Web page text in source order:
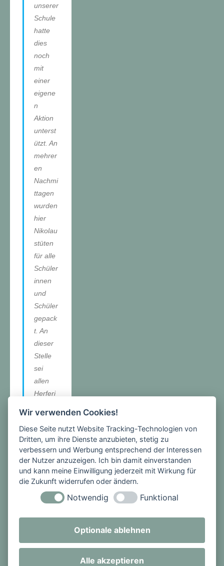
unserer
Schule
hatte
dies
noch
mit
einer
eigene
n
Aktion
unterst
ützt. An
mehrer
en
Nachmi
ttagen
wurden
hier
Nikolau
stüten
für alle
Schüler
innen
und
Schüler
gepack
t. An
dieser
Stelle
sei
allen
Herferi
des
Förder
vereine
s
besond
ers
gedank
Wir verwenden Cookies!
Diese Seite nutzt Website Tracking-Technologien von
Dritten, um ihre Dienste anzubieten, stetig zu
verbessern und Werbung entsprechend der Interessen
der Nutzer anzuzeigen. Ich bin damit einverstanden
und kann meine Einwilligung jederzeit mit Wirkung für
die Zukunft widerrufen oder ändern.
Notwendig Funktional
Optionale ablehnen
Alle akzeptieren